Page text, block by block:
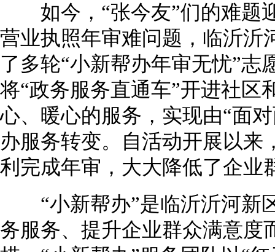
如今，“张今友”们的难题
营业执照年审难问题，临沂沂
了多轮“小新帮办年审无忧”志
将“政务服务直通车”开进社区
心、暖心的服务，实现由“面
办服务转变。自活动开展以来
利完成年审，大大降低了企业
“小新帮办”是临沂沂河新
务服务、提升企业群众满意度